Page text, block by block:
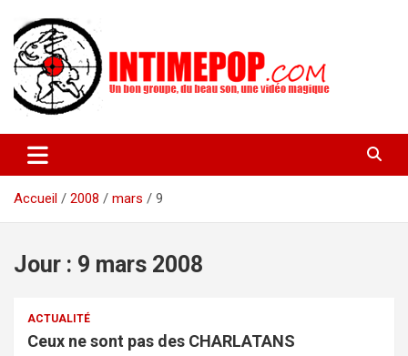
contenu
intimepop.com
actuelles pop rock, post-rock, indé sur Lyon. rock pop concert
lyon
Accueil
2008 mars 9
Jour : 9 mars 2008
ACTUALITÉ
Ceux ne sont pas des CHARLATANS